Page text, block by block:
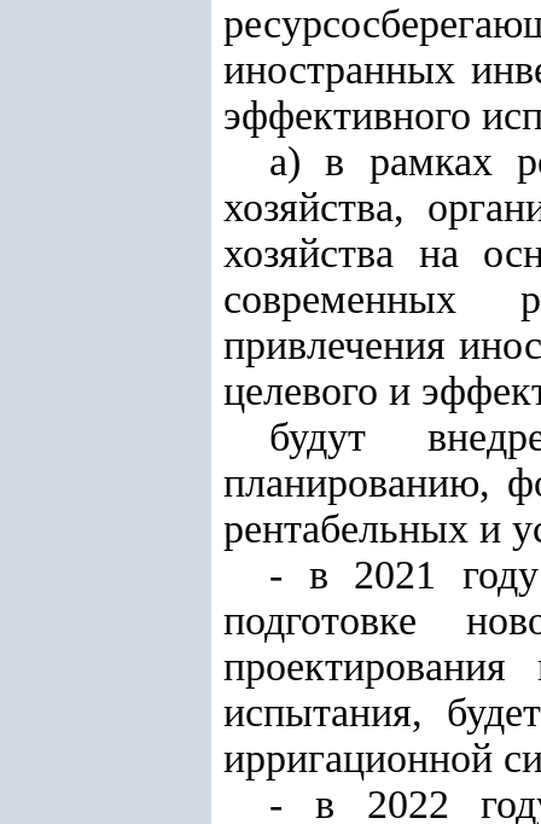
иностранных
эффективного
а) в рамках
хозяйства,
хозяйства на
современных
привлечения
целевого и
будут
планированию,
рентабельных и
- в 2021 году
подготовке
испытания,
ирригационной
- в 2022